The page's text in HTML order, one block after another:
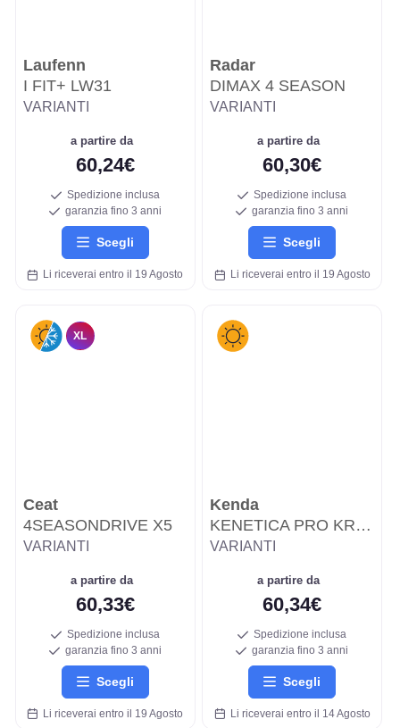
Laufenn
I FIT+ LW31
VARIANTI
a partire da
60,24€
Spedizione inclusa
garanzia fino 3 anni
Scegli
Li riceverai entro il 19 Agosto
Radar
DIMAX 4 SEASON
VARIANTI
a partire da
60,30€
Spedizione inclusa
garanzia fino 3 anni
Scegli
Li riceverai entro il 19 Agosto
XL
Ceat
4SEASONDRIVE X5
VARIANTI
a partire da
60,33€
Spedizione inclusa
garanzia fino 3 anni
Scegli
Li riceverai entro il 19 Agosto
Kenda
KENETICA PRO KR210
VARIANTI
a partire da
60,34€
Spedizione inclusa
garanzia fino 3 anni
Scegli
Li riceverai entro il 14 Agosto